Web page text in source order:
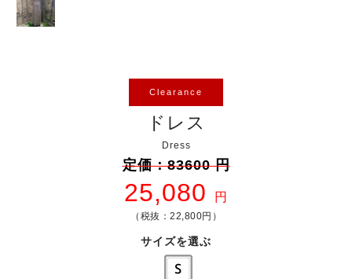
Clearance
ドレス
Dress
定価：83600 円
25,080 円
（税抜：22,800円）
サイズを選ぶ